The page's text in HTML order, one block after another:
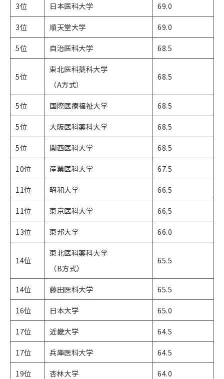
3位 日本医科大学
69.0
3位
順天堂大学
69.0
5位
自治医科大学 68.5
5位
東北医科薬科大学​​​​​
（A方式）
68.5
5位 国際医療福祉大学
68.5
5位
大阪医科薬科大学
68.5
5位
関西医科大学
68.5
10位
産業医科大学
67.5
11位
昭和大学
66.5
11位
東京医科大学
66.5
13位
東邦大学 66.0
14位
東北医科薬科大学
（B方式）
65.5
14位 藤田医科大学
65.5
16位
日本大学
65.0
17位
近畿大学
64.5
17位
兵庫医科大学
64.5
19位
杏林大学
64.0